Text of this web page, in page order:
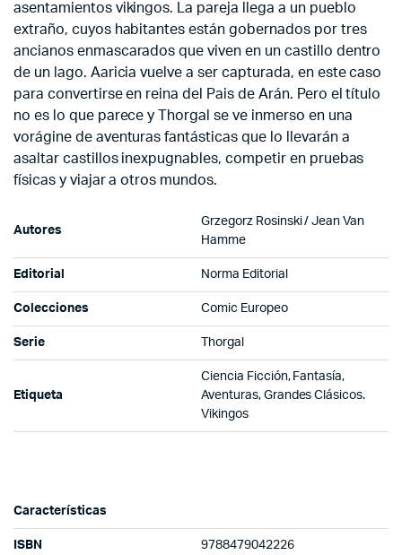
asentamientos vikingos. La pareja llega a un pueblo
extraño, cuyos habitantes están gobernados por tres
ancianos enmascarados que viven en un castillo dentro
de un lago. Aaricia vuelve a ser capturada, en este caso
para convertirse en reina del Pais de Arán. Pero el título
no es lo que parece y Thorgal se ve inmerso en una
vorágine de aventuras fantásticas que lo llevarán a
asaltar castillos inexpugnables, competir en pruebas
físicas y viajar a otros mundos.
Autores
Grzegorz Rosinski / Jean Van
Hamme
Editorial Norma Editorial
Colecciones Comic Europeo
Serie Thorgal
Etiqueta
Ciencia Ficción, Fantasía,
Aventuras, Grandes Clásicos.
Vikingos
Características
ISBN 9788479042226